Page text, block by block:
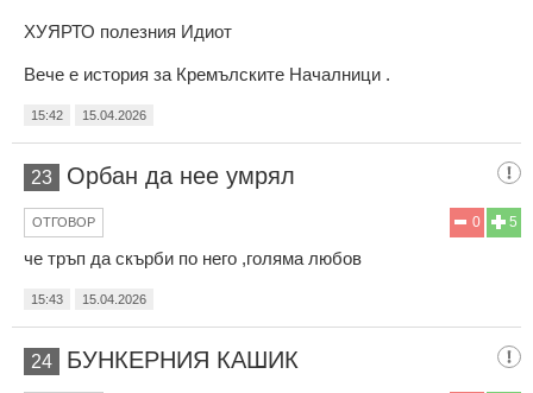
ХУЯРТО полезния Идиот
Вече е история за Кремълските Началници .
15:42 15.04.2026
23 Орбан да нее умрял
5
0
ОТГОВОР
че тръп да скърби по него ,голяма любов
15:43 15.04.2026
24 БУНКЕРНИЯ КАШИК